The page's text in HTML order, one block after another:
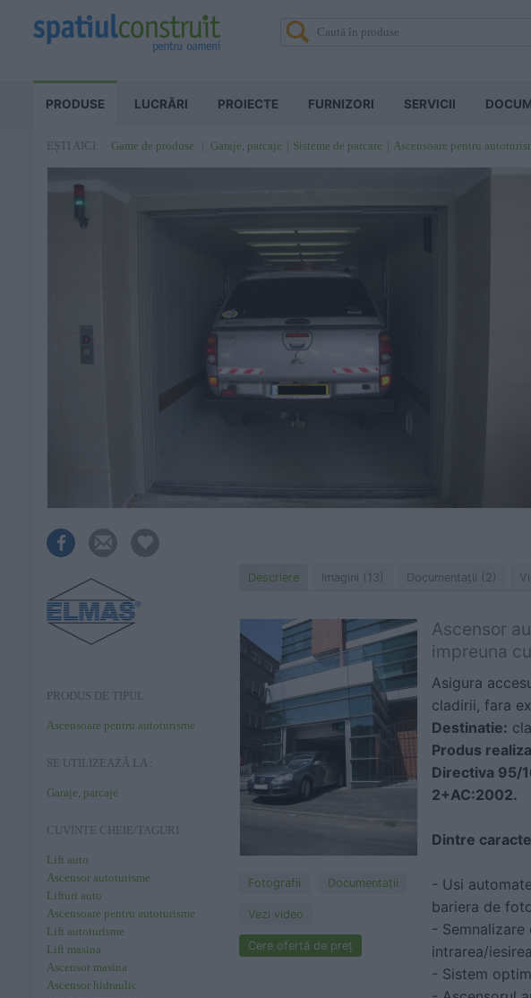
PRODUSE LUCRĂRI PROIECTE FURNIZORI SERVICII
EȘTI AICI: Game de produse Garaje, parcaje Sisteme de parcare Ascensoare pentru
PRODUS DE TIPUL
Ascensoare pentru autoturisme
SE UTILIZEAZĂ LA :
Garaje, parcaje
CUVINTE CHEIE/TAGURI:
Lift auto
Ascensor autoturisme
Lifturi auto
Ascensoare pentru autoturisme
Lift autoturisme
Lift masina
Ascensor masina
Ascensor hidraulic
Descriere Imagini (13) Documentaţii (2)
Fotografii Documentaţii
Vezi video
Cere ofertă de preț
Ascensor
impreuna
Asigura
cladirii, fara
Destinatie:
Produs
Directiva 95/
2+AC:2002.
Dintre
- Usi
bariera de
-
intrarea/
- Sistem